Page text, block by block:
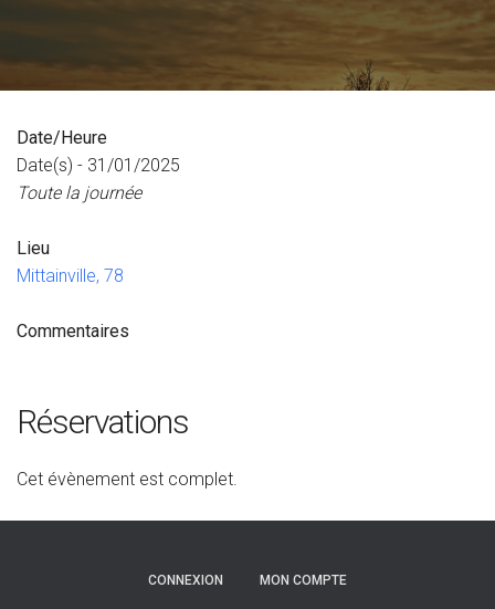
Date/Heure
Date(s) - 31/01/2025
Toute la journée
Lieu
Mittainville, 78
Commentaires
Réservations
Cet évènement est complet.
CONNEXION MON COMPTE